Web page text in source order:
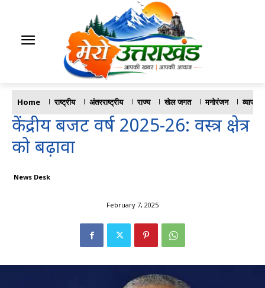
Home राष्ट्रीय अंतरराष्ट्रीय राज्य खेल जगत मनोरंजन व्यापार
केंद्रीय बजट वर्ष 2025-26: वस्‍त्र क्षेत्र
को बढ़ावा
News Desk
February 7, 2025